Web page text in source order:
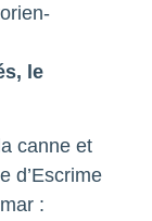
le
canne et
d’Escrime
: